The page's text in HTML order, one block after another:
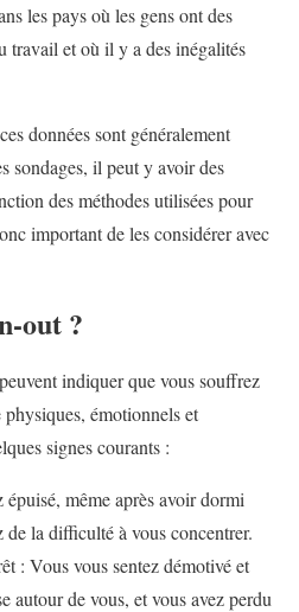
les pays où les gens ont des
travail et où il y a des inégalités
données sont généralement
sondages, il peut y avoir des
des méthodes utilisées pour
important de les considérer avec
out ?
indiquer que vous souffrez
émotionnels et
signes courants :
même après avoir dormi
de la difficulté à vous concentrer.
: Vous vous sentez démotivé et
autour de vous, et vous avez perdu